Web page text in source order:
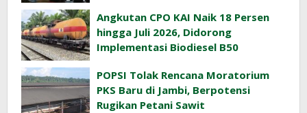
Angkutan CPO KAI Naik 18 Persen
hingga Juli 2026, Didorong
Implementasi Biodiesel B50
POPSI Tolak Rencana Moratorium
PKS Baru di Jambi, Berpotensi
Rugikan Petani Sawit